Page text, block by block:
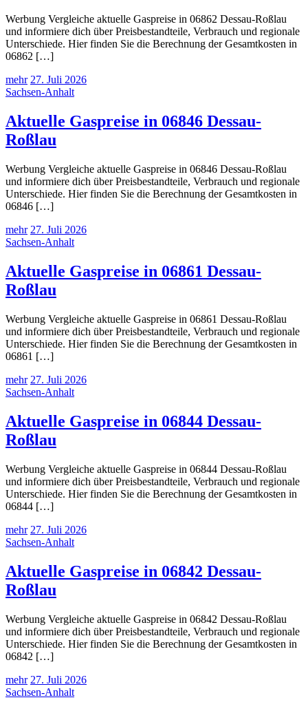
Werbung Vergleiche aktuelle Gaspreise in 06862 Dessau-Roßlau
und informiere dich über Preisbestandteile, Verbrauch und regionale
Unterschiede. Hier finden Sie die Berechnung der Gesamtkosten in
06862 […]
mehr 27. Juli 2026
Sachsen-Anhalt
Aktuelle Gaspreise in 06846 Dessau-
Roßlau
Werbung Vergleiche aktuelle Gaspreise in 06846 Dessau-Roßlau
und informiere dich über Preisbestandteile, Verbrauch und regionale
Unterschiede. Hier finden Sie die Berechnung der Gesamtkosten in
06846 […]
mehr 27. Juli 2026
Sachsen-Anhalt
Aktuelle Gaspreise in 06861 Dessau-
Roßlau
Werbung Vergleiche aktuelle Gaspreise in 06861 Dessau-Roßlau
und informiere dich über Preisbestandteile, Verbrauch und regionale
Unterschiede. Hier finden Sie die Berechnung der Gesamtkosten in
06861 […]
mehr 27. Juli 2026
Sachsen-Anhalt
Aktuelle Gaspreise in 06844 Dessau-
Roßlau
Werbung Vergleiche aktuelle Gaspreise in 06844 Dessau-Roßlau
und informiere dich über Preisbestandteile, Verbrauch und regionale
Unterschiede. Hier finden Sie die Berechnung der Gesamtkosten in
06844 […]
mehr 27. Juli 2026
Sachsen-Anhalt
Aktuelle Gaspreise in 06842 Dessau-
Roßlau
Werbung Vergleiche aktuelle Gaspreise in 06842 Dessau-Roßlau
und informiere dich über Preisbestandteile, Verbrauch und regionale
Unterschiede. Hier finden Sie die Berechnung der Gesamtkosten in
06842 […]
mehr 27. Juli 2026
Sachsen-Anhalt